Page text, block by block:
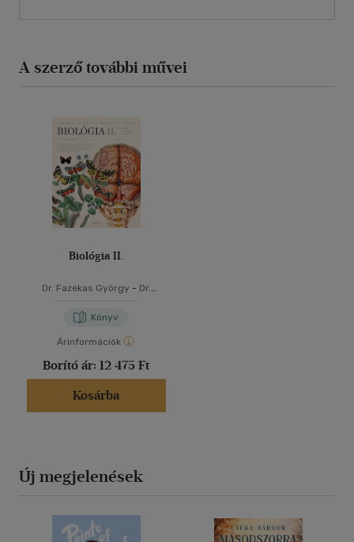
A szerző további művei
Biológia II.
Dr. Fazekas György - Dr.
Könyv
Árinformációk
Borító ár: 12 475 Ft
Kosárba
Új megjelenések